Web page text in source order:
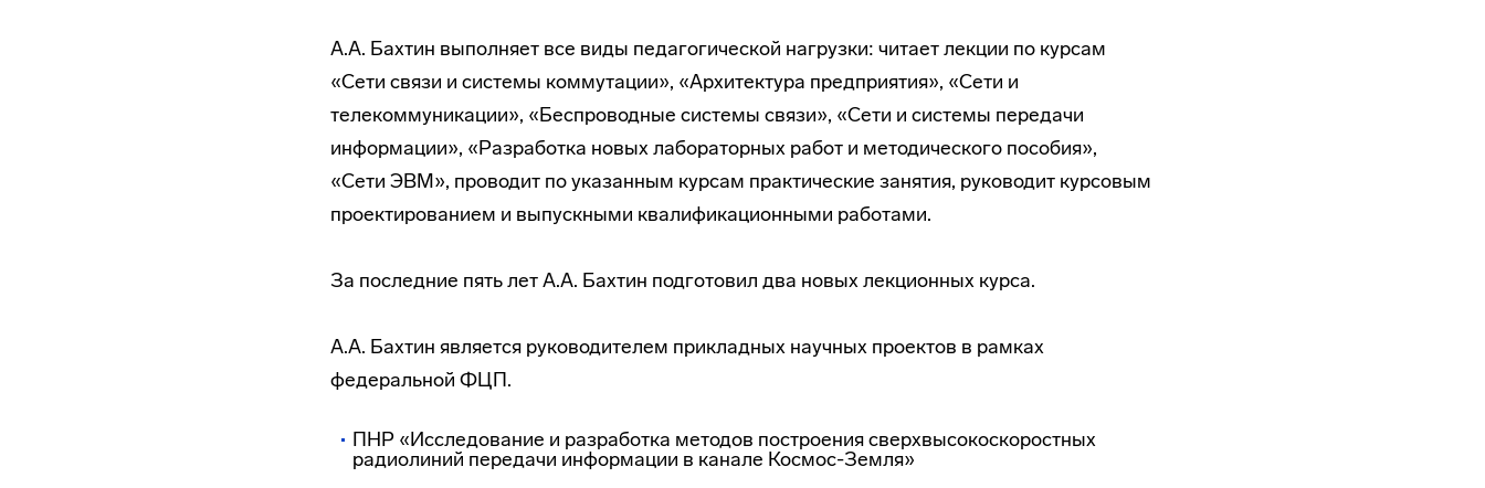
А.А. Бахтин выполняет все виды педагогической нагрузки: читает лекции по курсам
«Сети связи и системы коммутации», «Архитектура предприятия», «Сети и
телекоммуникации», «Беспроводные системы связи», «Сети и системы передачи
информации», «Разработка новых лабораторных работ и методического пособия»,
«Сети ЭВМ», проводит по указанным курсам практические занятия, руководит курсовым
проектированием и выпускными квалификационными работами.
За последние пять лет А.А. Бахтин подготовил два новых лекционных курса.
А.А. Бахтин является руководителем прикладных научных проектов в рамках
федеральной ФЦП.
ПНР «Исследование и разработка методов построения сверхвысокоскоростных
радиолиний передачи информации в канале Космос-Земля»